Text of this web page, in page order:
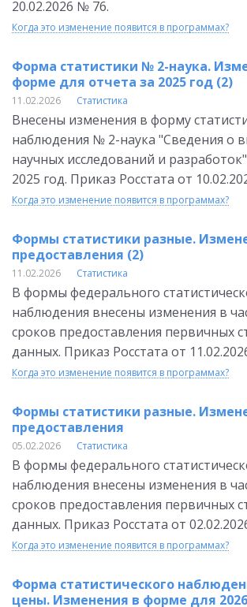
20.02.2026 № 76.
Когда это изменение появится в программах?
Форма статистики № 2-наука.
форме для отчета за 2025 год (2)
11.02.2026 Статистика
Внесены изменения в форму
наблюдения № 2-наука "Сведения о
научных исследований и
2025 год. Приказ Росстата от
Когда это изменение появится в программах?
Формы статистики разные.
предоставления (2)
11.02.2026 Статистика
В формы федерального
наблюдения внесены изменения в
сроков предоставления первичных
данных. Приказ Росстата от
Когда это изменение появится в программах?
Формы статистики разные.
предоставления
05.02.2026 Статистика
В формы федерального
наблюдения внесены изменения в
сроков предоставления первичных
данных. Приказ Росстата от
Когда это изменение появится в программах?
Форма статистического
цены. Изменения в форме для